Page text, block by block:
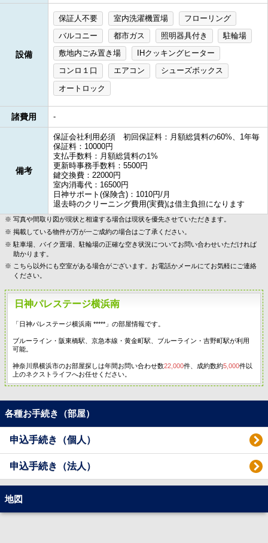
設備
保証人不要 室内洗濯機置場
フローリング
バルコニー
都市ガス 照明器具付き
駐輪場
敷地内ごみ置き場
IHクッキングヒーター
コンロ１口
エアコン
シューズボックス
オートロック
諸費用 -
備考
保証会社利用必須 初回保証料：月額総賃料の60%、1年毎
保証料：10000円
支払手数料：月額総賃料の1%
更新時事務手数料：5500円
鍵交換費：22000円
室内消毒代：16500円
日神サポート(保険含)：1010円/月
退去時のクリーニング費用(実費)は借主負担になります
写真や間取り図が現状と相違する場合は現状を優先させていただきます。
掲載している物件が万が一ご成約の場合はご了承ください。
駐車場、バイク置場、駐輪場の正確な空き状況についてお問い合わせいただければ
助かります。
こちら以外にも空室がある場合がございます。お電話かメールにてお気軽にご連絡
ください。
日神パレステージ横浜南
「日神パレステージ横浜南 *****」の部屋情報です。
ブルーライン・阪東橋駅、京急本線・黄金町駅、ブルーライン・吉野町駅が利用
可能。
神奈川県横浜市のお部屋探しは年間お問い合わせ数22,000件、成約数約5,000件以
上のネクストライフへお任せください。
各種お手続き（部屋）
申込手続き（個人）
申込手続き（法人）
地図